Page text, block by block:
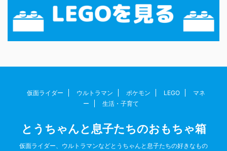
仮面ライダー ウルトラマン ポケモン LEGO
マネ
ー
生活・子育て
とうちゃんと息子たちのおもちゃ箱
仮面ライダー、ウルトラマンなどとうちゃんと息子たちの好きなもの